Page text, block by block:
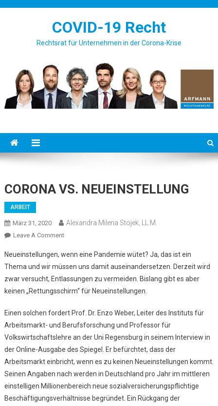
COVID-19 Recht
Rechtsrat für Unternehmen in der Corona-Krise
CORONA VS. NEUEINSTELLUNG
ARBEIT
März 31, 2020 Alexandra Milena Stojek, LL.M.
Leave A CommentOn CORONA VS. NEUEINSTELLUNG
Neueinstellungen, wenn eine Pandemie wütet? Ja, das ist ein
Thema und wir müssen uns damit auseinandersetzen. Derzeit wird
zwar versucht, Entlassungen zu vermeiden. Bislang gibt es aber
keinen „Rettungsschirm“ für Neueinstellungen.
Einen solchen fordert Prof. Dr. Enzo Weber, Leiter des Instituts für
Arbeitsmarkt- und Berufsforschung und Professor für
Volkswirtschaftslehre an der Uni Regensburg in seinem Interview in
der Online-Ausgabe des Spiegel. Er befürchtet, dass der
Arbeitsmarkt einbricht, wenn es zu keinen Neueinstellungen kommt.
Seinen Angaben nach werden in Deutschland pro Jahr im mittleren
einstelligen Millionenbereich neue sozialversicherungspflichtige
Beschäftigungsverhältnisse begründet. Ein Rückgang der